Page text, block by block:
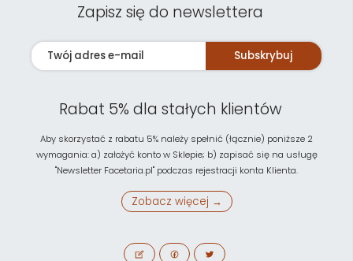
Zapisz się do newslettera
Subskrybuj
Rabat 5% dla stałych klientów
Aby skorzystać z rabatu 5% należy spełnić (łącznie) poniższe 2
wymagania: a) założyć konto w Sklepie; b) zapisać się na usługę
"Newsletter Facetaria.pl" podczas rejestracji konta Klienta.
Zobacz więcej →